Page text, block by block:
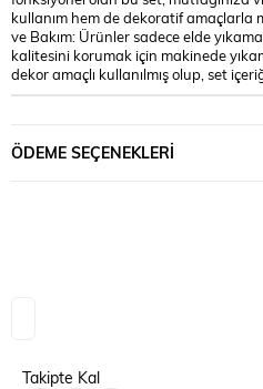
kullanım hem de dekoratif amaçlarla
ve Bakım: Ürünler sadece elde
kalitesini korumak için makinede
dekor amaçlı kullanılmış olup, set
ÖDEME SEÇENEKLERI
Takipte Kal